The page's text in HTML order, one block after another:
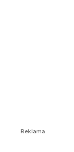
Reklama